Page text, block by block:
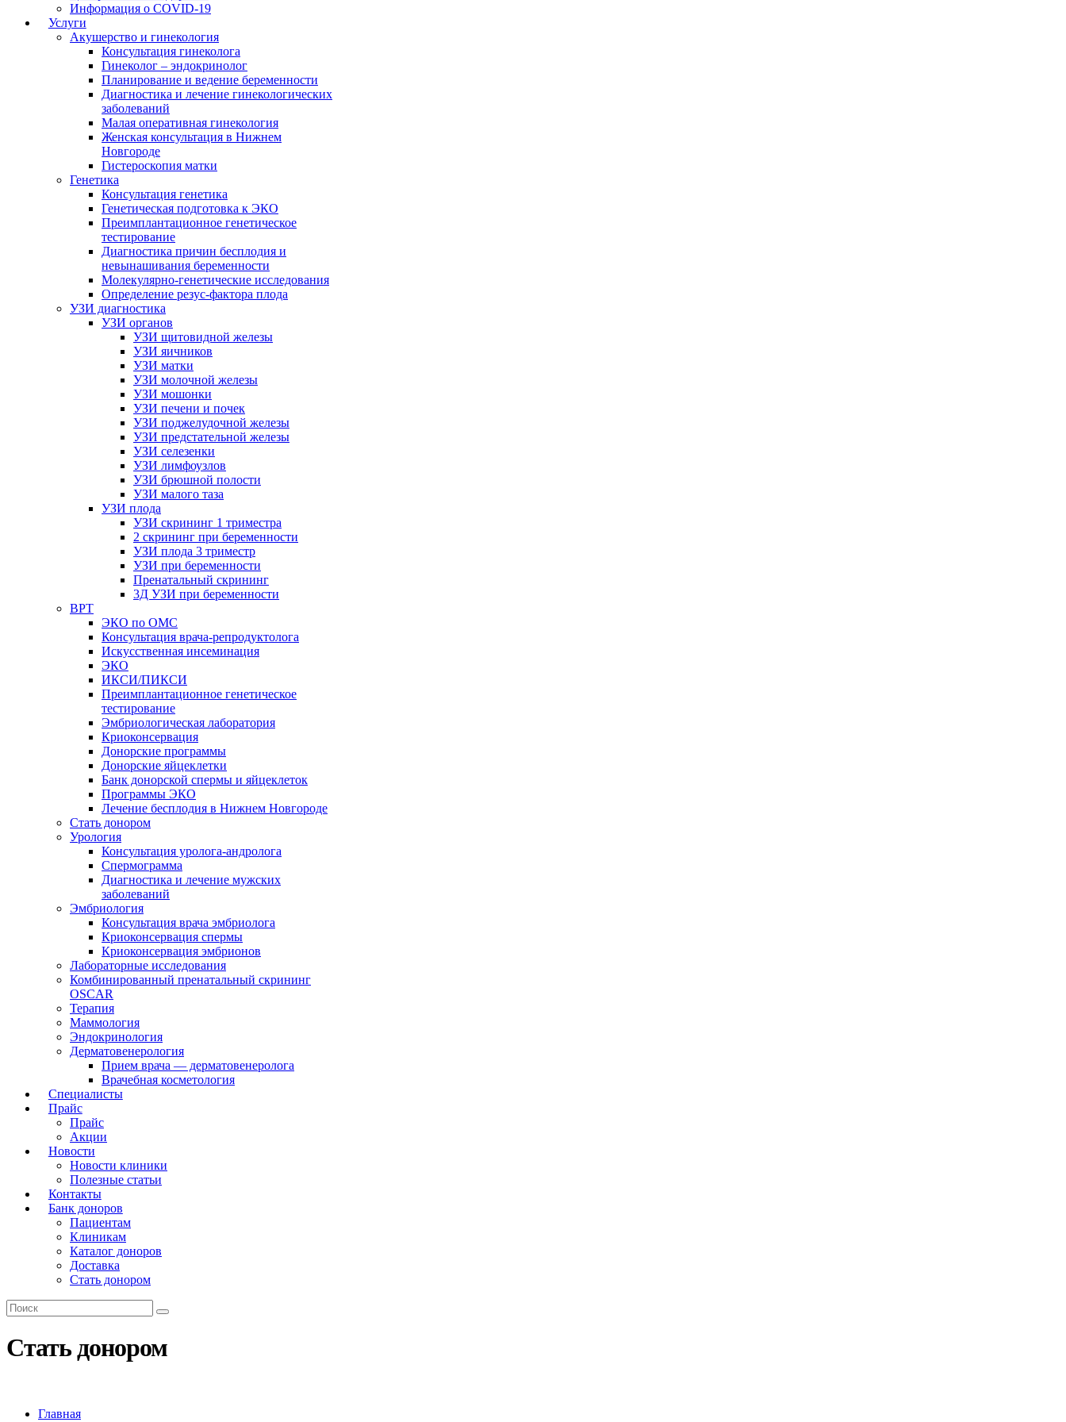
Информация о COVID-19
Услуги
Акушерство и гинекология
Консультация гинеколога
Гинеколог – эндокринолог
Планирование и ведение беременности
Диагностика и лечение гинекологических
заболеваний
Малая оперативная гинекология
Женская консультация в Нижнем
Новгороде
Гистероскопия матки
Генетика
Консультация генетика
Генетическая подготовка к ЭКО
Преимплантационное генетическое
тестирование
Диагностика причин бесплодия и
невынашивания беременности
Молекулярно-генетические исследования
Определение резус-фактора плода
УЗИ диагностика
УЗИ органов
УЗИ щитовидной железы
УЗИ яичников
УЗИ матки
УЗИ молочной железы
УЗИ мошонки
УЗИ печени и почек
УЗИ поджелудочной железы
УЗИ предстательной железы
УЗИ селезенки
УЗИ лимфоузлов
УЗИ брюшной полости
УЗИ малого таза
УЗИ плода
УЗИ скрининг 1 триместра
2 скрининг при беременности
УЗИ плода 3 триместр
УЗИ при беременности
Пренатальный скрининг
3Д УЗИ при беременности
ВРТ
ЭКО по ОМС
Консультация врача-репродуктолога
Искусственная инсеминация
ЭКО
ИКСИ/ПИКСИ
Преимплантационное генетическое
тестирование
Эмбриологическая лаборатория
Криоконсервация
Донорские программы
Донорские яйцеклетки
Банк донорской спермы и яйцеклеток
Программы ЭКО
Лечение бесплодия в Нижнем Новгороде
Стать донором
Урология
Консультация уролога-андролога
Спермограмма
Диагностика и лечение мужских
заболеваний
Эмбриология
Консультация врача эмбриолога
Криоконсервация спермы
Криоконсервация эмбрионов
Лабораторные исследования
Комбинированный пренатальный скрининг
OSCAR
Терапия
Маммология
Эндокринология
Дерматовенерология
Прием врача — дерматовенеролога
Врачебная косметология
Специалисты
Прайс
Прайс
Акции
Новости
Новости клиники
Полезные статьи
Контакты
Банк доноров
Пациентам
Клиникам
Каталог доноров
Доставка
Стать донором
Стать донором
Главная